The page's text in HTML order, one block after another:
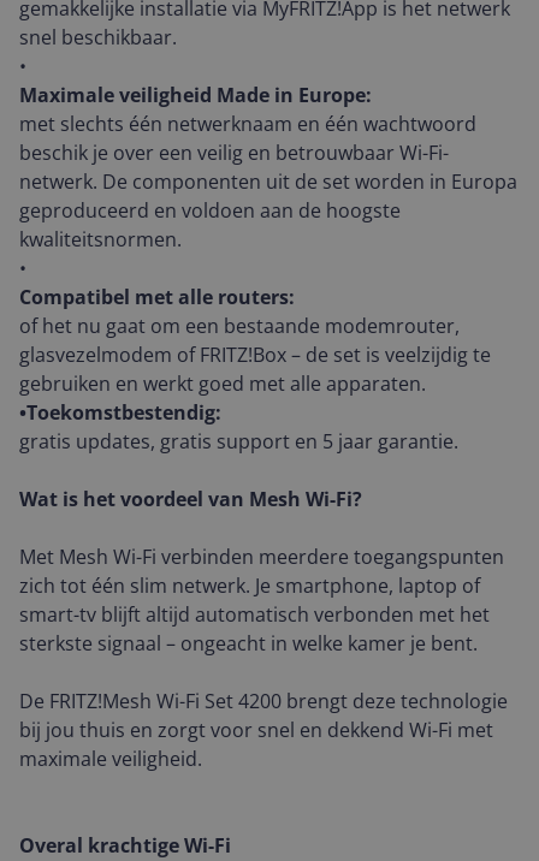
gemakkelijke installatie via MyFRITZ!App is het netwerk
snel beschikbaar.
•
Maximale veiligheid Made in Europe:
met slechts één netwerknaam en één wachtwoord
beschik je over een veilig en betrouwbaar Wi-Fi-
netwerk. De componenten uit de set worden in Europa
geproduceerd en voldoen aan de hoogste
kwaliteitsnormen.
•
Compatibel met alle routers:
of het nu gaat om een bestaande modemrouter,
glasvezelmodem of FRITZ!Box – de set is veelzijdig te
gebruiken en werkt goed met alle apparaten.
•Toekomstbestendig:
gratis updates, gratis support en 5 jaar garantie.
Wat is het voordeel van Mesh Wi-Fi?
Met Mesh Wi-Fi verbinden meerdere toegangspunten
zich tot één slim netwerk. Je smartphone, laptop of
smart-tv blijft altijd automatisch verbonden met het
sterkste signaal – ongeacht in welke kamer je bent.
De FRITZ!Mesh Wi-Fi Set 4200 brengt deze technologie
bij jou thuis en zorgt voor snel en dekkend Wi-Fi met
maximale veiligheid.
Overal krachtige Wi-Fi